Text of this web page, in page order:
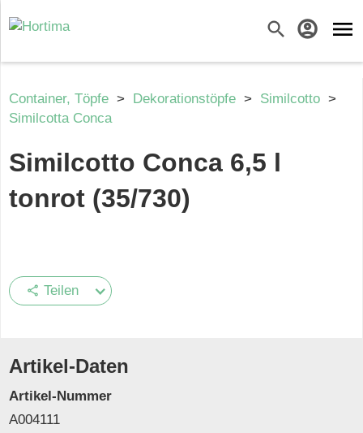
search account_circle menu
Container, Töpfe > Dekorationstöpfe > Similcotto >
Similcotta Conca
Similcotto Conca 6,5 l
tonrot (35/730)
share Teilen
Artikel-Daten
Artikel-Nummer
A004111